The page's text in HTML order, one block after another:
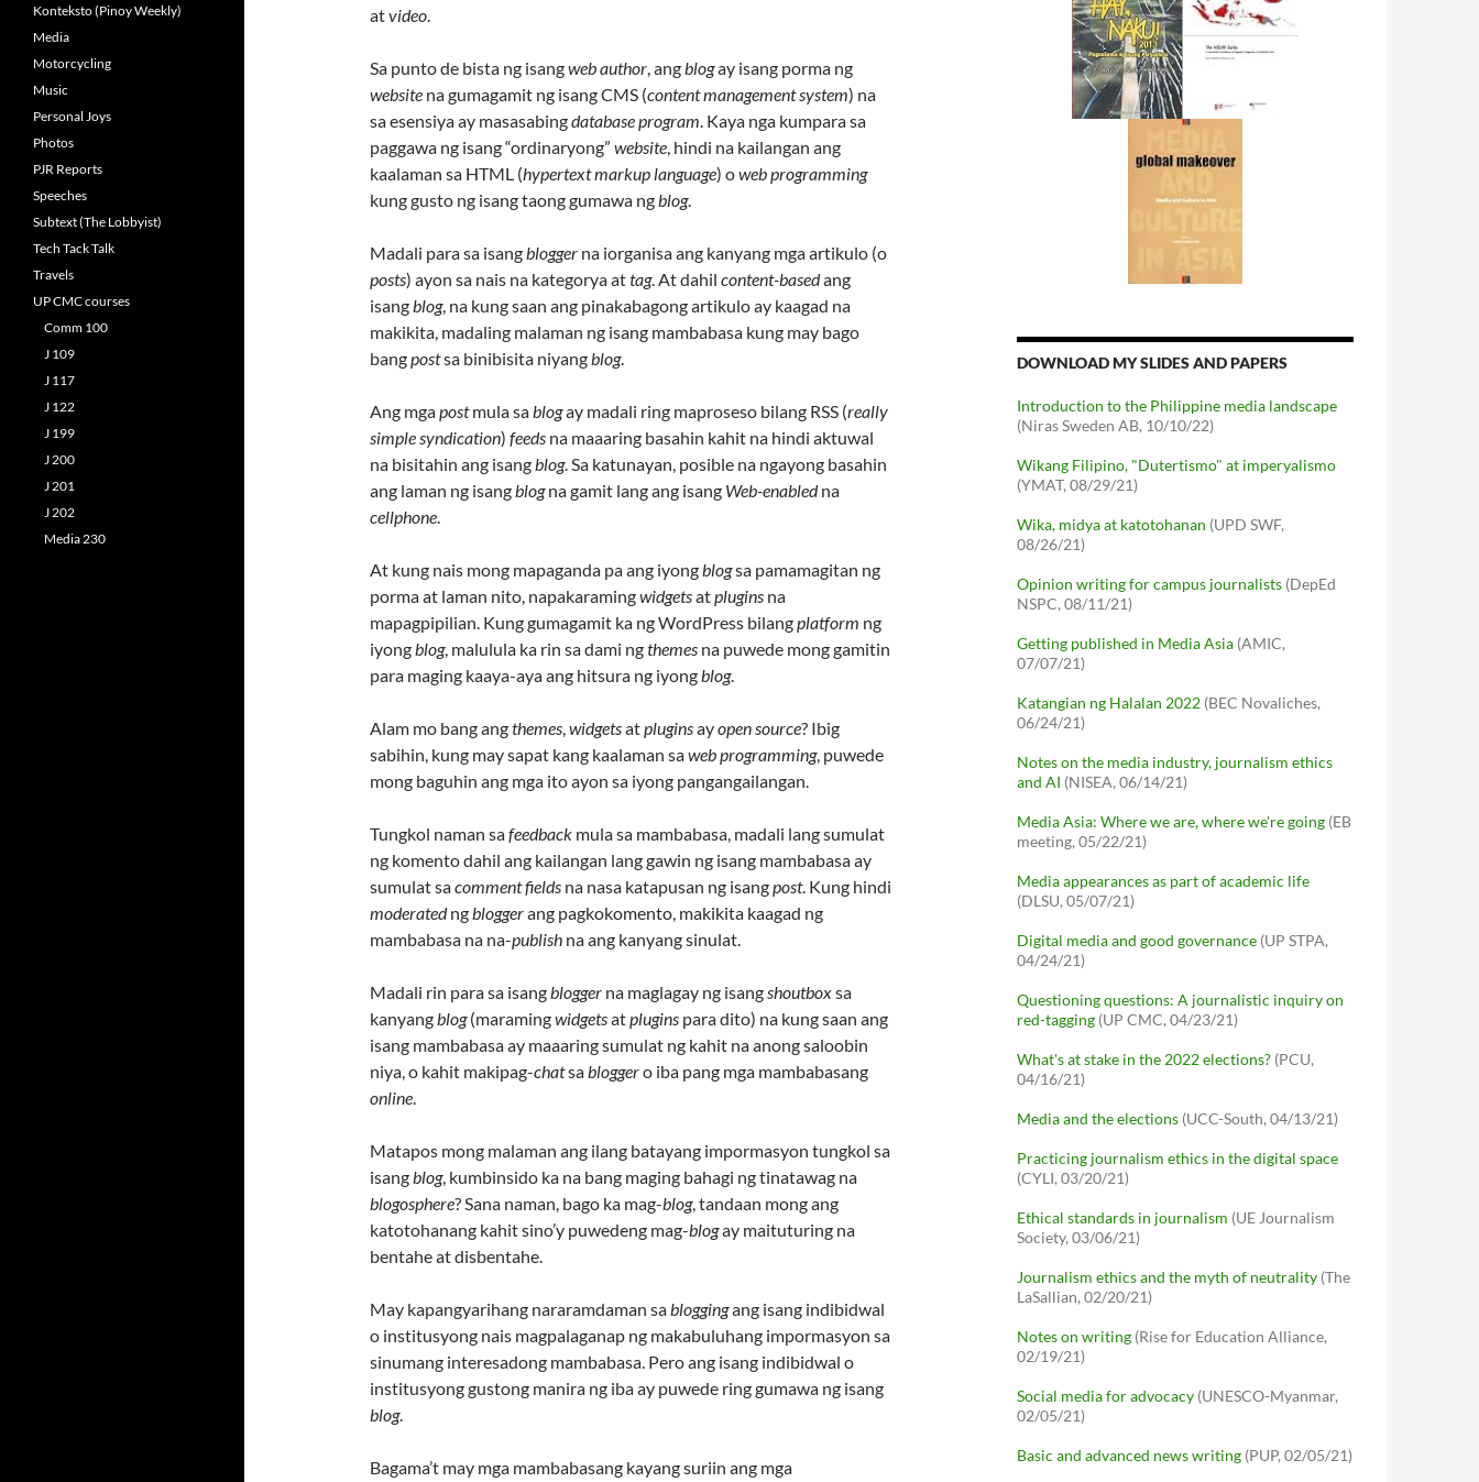
atvideo.
Sa punto de bista ng isangweb author, angblogay isang porma ng
website na gumagamit ng isang CMS (content management system) na
sa esensiya ay masasabingdatabase program. Kaya nga kumpara sa
paggawa ng isang “ordinaryong” website, hindi na kailangan ang
kaalaman sa HTML (hypertext markup language) oweb programming
kung gusto ng isang taong gumawa ngblog.
Madali para sa isangblogger na iorganisa ang kanyang mga artikulo (o
posts) ayon sa nais na kategorya attag. At dahil content-basedang
isangblog, na kung saan ang pinakabagong artikulo ay kaagad na
makikita, madaling malaman ng isang mambabasa kung may bago
bangpostsa binibisita niyangblog.
Ang mgapostmula sablogay madali ring maproseso bilang RSS (really
simple syndication) feeds na maaaring basahin kahit na hindi aktuwal
na bisitahin ang isangblog. Sa katunayan, posible na ngayong basahin
ang laman ng isangblogna gamit lang ang isang Web-enabledna
cellphone.
At kung nais mong mapaganda pa ang iyongblogsa pamamagitan ng
porma at laman nito, napakaramingwidgetsatplugins na
mapagpipilian. Kung gumagamit ka ng WordPress bilangplatform ng
iyongblog, malulula ka rin sa dami ngthemes na puwede mong gamitin
para maging kaaya-aya ang hitsura ng iyongblog.
Alam mo bang angthemes,widgetsatpluginsayopen source? Ibig
sabihin, kung may sapat kang kaalaman saweb programming, puwede
mong baguhin ang mga ito ayon sa iyong pangangailangan.
Tungkol naman safeedback mula sa mambabasa, madali lang sumulat
ng komento dahil ang kailangan lang gawin ng isang mambabasa ay
sumulat sacomment fields na nasa katapusan ng isangpost. Kung hindi
moderatedngbloggerang pagkokomento, makikita kaagad ng
mambabasa na na-publish na ang kanyang sinulat.
Madali rin para sa isangblogger na maglagay ng isangshoutboxsa
kanyangblog(maramingwidgetsatplugins para dito) na kung saan ang
isang mambabasa ay maaaring sumulat ng kahit na anong saloobin
niya, o kahit makipag-chatsabloggero iba pang mga mambabasang
online.
Matapos mong malaman ang ilang batayang impormasyon tungkol sa
isangblog, kumbinsido ka na bang maging bahagi ng tinatawag na
blogosphere? Sana naman, bago ka mag-blog, tandaan mong ang
katotohanang kahit sino’y puwedeng mag-blogay maituturing na
bentahe at disbentahe.
May kapangyarihang nararamdaman sabloggingang isang indibidwal
o institusyong nais magpalaganap ng makabuluhang impormasyon sa
sinumang interesadong mambabasa. Pero ang isang indibidwal o
institusyong gustong manira ng iba ay puwede ring gumawa ng isang
blog.
Bagama’t may mga mambabasang kayang suriin ang mga
DOWNLOAD MY SLIDES AND PAPERS
Introduction to the Philippine media landscape
(Niras Sweden AB, 10/10/22)
Wikang Filipino, "Dutertismo" at imperyalismo
(YMAT, 08/29/21)
Wika, midya at katotohanan (UPD SWF,
08/26/21)
Opinion writing for campus journalists (DepEd
NSPC, 08/11/21)
Getting published in Media Asia (AMIC,
07/07/21)
Katangian ng Halalan 2022 (BEC Novaliches,
06/24/21)
Notes on the media industry, journalism ethics
and AI (NISEA, 06/14/21)
Media Asia: Where we are, where we're going (EB
meeting, 05/22/21)
Media appearances as part of academic life
(DLSU, 05/07/21)
Digital media and good governance (UP STPA,
04/24/21)
Questioning questions: A journalistic inquiry on
red-tagging (UP CMC, 04/23/21)
What's at stake in the 2022 elections? (PCU,
04/16/21)
Media and the elections (UCC-South, 04/13/21)
Practicing journalism ethics in the digital space
(CYLI, 03/20/21)
Ethical standards in journalism (UE Journalism
Society, 03/06/21)
Journalism ethics and the myth of neutrality (The
LaSallian, 02/20/21)
Notes on writing (Rise for Education Alliance,
02/19/21)
Social media for advocacy (UNESCO-Myanmar,
02/05/21)
Basic and advanced news writing (PUP, 02/05/21)
Konteksto (Pinoy Weekly)
Media
Motorcycling
Music
Personal Joys
Photos
PJR Reports
Speeches
Subtext (The Lobbyist)
Tech Tack Talk
Travels
UP CMC courses
Comm 100
J 109
J 117
J 122
J 199
J 200
J 201
J 202
Media 230